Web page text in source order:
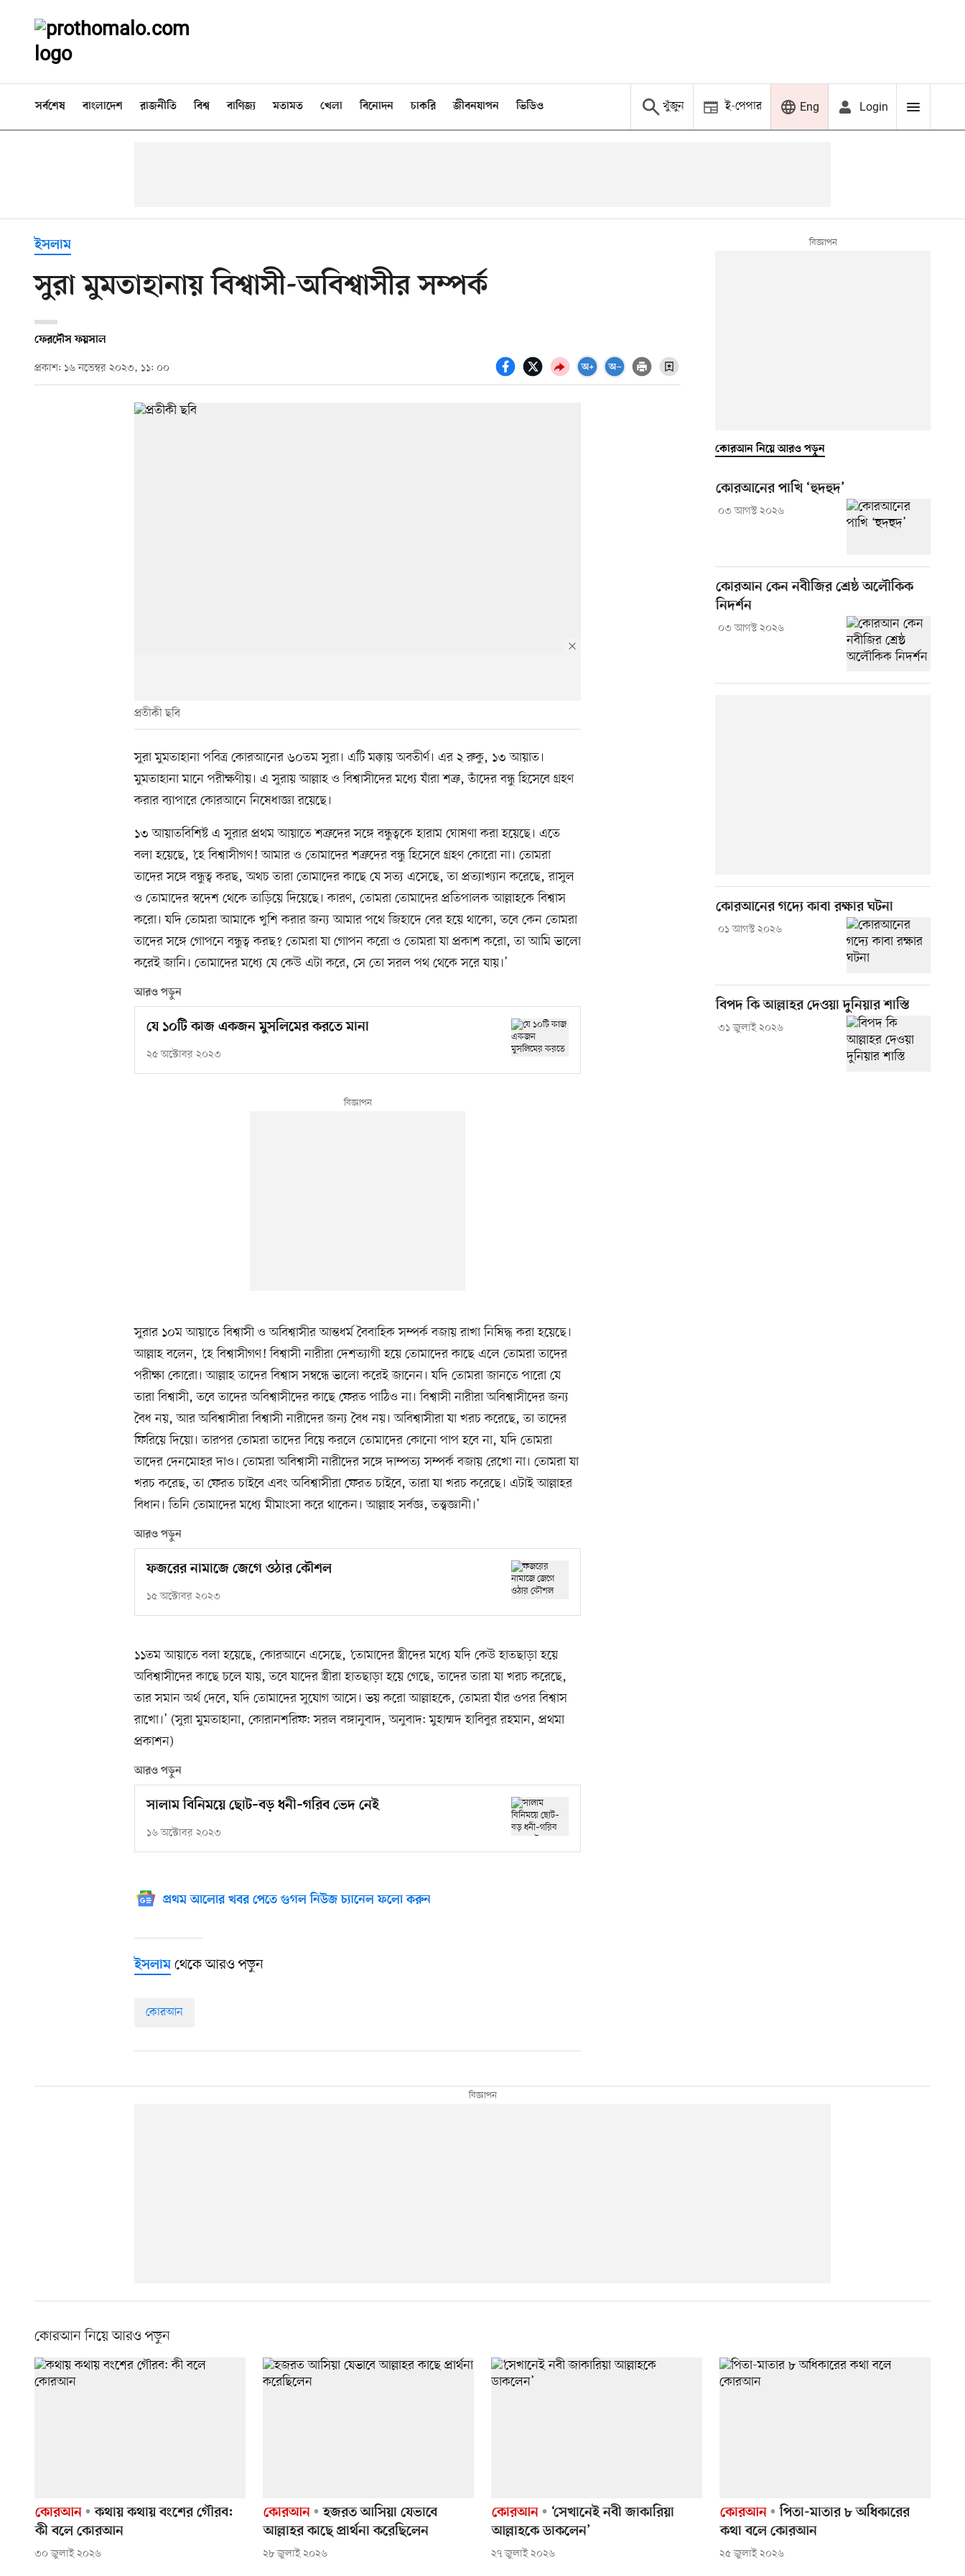
সর্বশেষ বাংলাদেশ রাজনীতি বিশ্ব বাণিজ্য মতামত খেলা বিনোদন চাকরি জীবনযাপন ভিডিও খুঁজুন ই-পেপার Eng Login
ইসলাম
সুরা মুমতাহানায় বিশ্বাসী-অবিশ্বাসীর সম্পর্ক
ফেরদৌস ফয়সাল
প্রকাশ: ১৬ নভেম্বর ২০২৩, ১১: ০০
প্রতীকী ছবি
সুরা মুমতাহানা পবিত্র কোরআনের ৬০তম সুরা। এটি মক্কায় অবতীর্ণ। এর ২ রুকু, ১৩ আয়াত।
মুমতাহানা মানে পরীক্ষণীয়। এ সুরায় আল্লাহ ও বিশ্বাসীদের মধ্যে যাঁরা শত্রু, তাঁদের বন্ধু হিসেবে গ্রহণ
করার ব্যাপারে কোরআনে নিষেধাজ্ঞা রয়েছে।
১৩ আয়াতবিশিষ্ট এ সুরার প্রথম আয়াতে শত্রুদের সঙ্গে বন্ধুত্বকে হারাম ঘোষণা করা হয়েছে। এতে
বলা হয়েছে, ‘হে বিশ্বাসীগণ! আমার ও তোমাদের শত্রুদের বন্ধু হিসেবে গ্রহণ কোরো না। তোমরা
তাদের সঙ্গে বন্ধুত্ব করছ, অথচ তারা তোমাদের কাছে যে সত্য এসেছে, তা প্রত্যাখ্যান করেছে, রাসুল
ও তোমাদের স্বদেশ থেকে তাড়িয়ে দিয়েছে। কারণ, তোমরা তোমাদের প্রতিপালক আল্লাহকে বিশ্বাস
করো। যদি তোমরা আমাকে খুশি করার জন্য আমার পথে জিহাদে বের হয়ে থাকো, তবে কেন তোমরা
তাদের সঙ্গে গোপনে বন্ধুত্ব করছ? তোমরা যা গোপন করো ও তোমরা যা প্রকাশ করো, তা আমি ভালো
করেই জানি। তোমাদের মধ্যে যে কেউ এটা করে, সে তো সরল পথ থেকে সরে যায়।’
আরও পড়ুন
যে ১০টি কাজ একজন মুসলিমের করতে মানা
২৫ অক্টোবর ২০২৩
সুরার ১০ম আয়াতে বিশ্বাসী ও অবিশ্বাসীর আন্তধর্ম বৈবাহিক সম্পর্ক বজায় রাখা নিষিদ্ধ করা হয়েছে।
আল্লাহ বলেন, ‘হে বিশ্বাসীগণ! বিশ্বাসী নারীরা দেশত্যাগী হয়ে তোমাদের কাছে এলে তোমরা তাদের
পরীক্ষা কোরো। আল্লাহ তাদের বিশ্বাস সম্বন্ধে ভালো করেই জানেন। যদি তোমরা জানতে পারো যে
তারা বিশ্বাসী, তবে তাদের অবিশ্বাসীদের কাছে ফেরত পাঠিও না। বিশ্বাসী নারীরা অবিশ্বাসীদের জন্য
বৈধ নয়, আর অবিশ্বাসীরা বিশ্বাসী নারীদের জন্য বৈধ নয়। অবিশ্বাসীরা যা খরচ করেছে, তা তাদের
ফিরিয়ে দিয়ো। তারপর তোমরা তাদের বিয়ে করলে তোমাদের কোনো পাপ হবে না, যদি তোমরা
তাদের দেনমোহর দাও। তোমরা অবিশ্বাসী নারীদের সঙ্গে দাম্পত্য সম্পর্ক বজায় রেখো না। তোমরা যা
খরচ করেছ, তা ফেরত চাইবে এবং অবিশ্বাসীরা ফেরত চাইবে, তারা যা খরচ করেছে। এটাই আল্লাহর
বিধান। তিনি তোমাদের মধ্যে মীমাংসা করে থাকেন। আল্লাহ সর্বজ্ঞ, তত্ত্বজ্ঞানী।’
আরও পড়ুন
ফজরের নামাজে জেগে ওঠার কৌশল
১৫ অক্টোবর ২০২৩
১১তম আয়াতে বলা হয়েছে, কোরআনে এসেছে, ‘তোমাদের স্ত্রীদের মধ্যে যদি কেউ হাতছাড়া হয়ে
অবিশ্বাসীদের কাছে চলে যায়, তবে যাদের স্ত্রীরা হাতছাড়া হয়ে গেছে, তাদের তারা যা খরচ করেছে,
তার সমান অর্থ দেবে, যদি তোমাদের সুযোগ আসে। ভয় করো আল্লাহকে, তোমরা যাঁর ওপর বিশ্বাস
রাখো।’ (সুরা মুমতাহানা, কোরানশরিফ: সরল বঙ্গানুবাদ, অনুবাদ: মুহাম্মদ হাবিবুর রহমান, প্রথমা
প্রকাশন)
আরও পড়ুন
সালাম বিনিময়ে ছোট–বড় ধনী–গরিব ভেদ নেই
১৬ অক্টোবর ২০২৩
প্রথম আলোর খবর পেতে গুগল নিউজ চ্যানেল ফলো করুন
ইসলাম থেকে আরও পড়ুন
কোরআন
কোরআন নিয়ে আরও পড়ুন
কোরআনের পাখি ‘হুদহুদ’
০৩ আগস্ট ২০২৬
কোরআন কেন নবীজির শ্রেষ্ঠ অলৌকিক
নিদর্শন
০৩ আগস্ট ২০২৬
কোরআনের গদ্যে কাবা রক্ষার ঘটনা
০১ আগস্ট ২০২৬
বিপদ কি আল্লাহর দেওয়া দুনিয়ার শাস্তি
৩১ জুলাই ২০২৬
কোরআন নিয়ে আরও পড়ুন
কোরআন
কথায় কথায় বংশের গৌরব:
কী বলে কোরআন
৩০ জুলাই ২০২৬
কোরআন
হজরত আসিয়া যেভাবে
আল্লাহর কাছে প্রার্থনা করেছিলেন
২৮ জুলাই ২০২৬
কোরআন
‘সেখানেই নবী জাকারিয়া
আল্লাহকে ডাকলেন’
২৭ জুলাই ২০২৬
কোরআন
পিতা-মাতার ৮ অধিকারের
কথা বলে কোরআন
২৫ জুলাই ২০২৬